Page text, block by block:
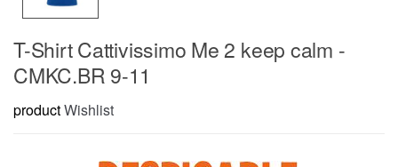
T-Shirt Cattivissimo Me 2 keep calm -
CMKC.BR 9-11
productWishlist